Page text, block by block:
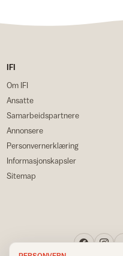
IFI
Om IFI
Ansatte
Samarbeidspartnere
Annonsere
Personvernerklæring
Informasjonskapsler
Sitemap